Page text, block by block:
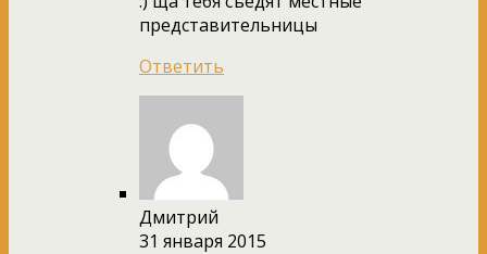
представительницы
Ответить
Дмитрий
31 января 2015